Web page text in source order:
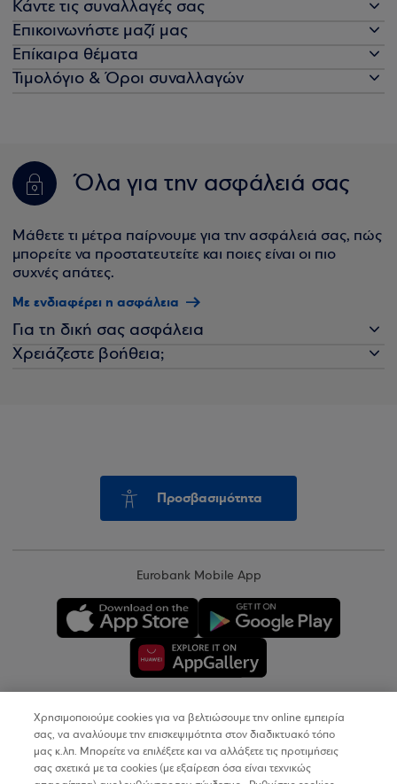
Κάντε τις συναλλαγές σας
Επικοινωνήστε μαζί μας
Επίκαιρα θέματα
Τιμολόγιο & Όροι συναλλαγών
Όλα για την ασφάλειά σας
Μάθετε τι μέτρα παίρνουμε για την ασφάλειά σας, πώς
μπορείτε να προστατευτείτε και ποιες είναι οι πιο
συχνές απάτες.
Με ενδιαφέρει η ασφάλεια
Για τη δική σας ασφάλεια
Χρειάζεστε βοήθεια;
Προσβασιμότητα
Eurobank Mobile App
Copyright © 2026
Χρησιμοποιούμε cookies για να βελτιώσουμε την online εμπειρία
σας, να αναλύουμε την επισκεψιμότητα στον διαδικτυακό τόπο
μας κ.λπ. Μπορείτε να επιλέξετε και να αλλάξετε τις προτιμήσεις
σας σχετικά με τα cookies (με εξαίρεση όσα είναι τεχνικώς